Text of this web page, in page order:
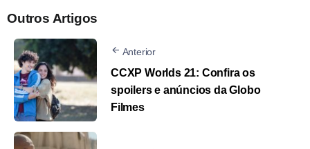
Outros Artigos
Anterior
CCXP Worlds 21: Confira os
spoilers e anúncios da Globo
Filmes